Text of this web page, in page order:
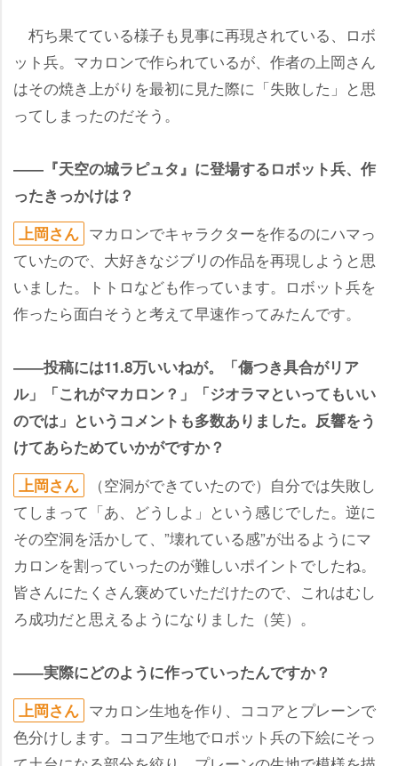
朽ち果てている様子も見事に再現されている、ロボ
ット兵。マカロンで作られているが、作者の上岡さん
はその焼き上がりを最初に見た際に「失敗した」と思
ってしまったのだそう。
――『天空の城ラピュタ』に登場するロボット兵、作
ったきっかけは？
上岡さん マカロンでキャラクターを作るのにハマっ
ていたので、大好きなジブリの作品を再現しようと思
いました。トトロなども作っています。ロボット兵を
作ったら面白そうと考えて早速作ってみたんです。
――投稿には11.8万いいねが。「傷つき具合がリア
ル」「これがマカロン？」「ジオラマといってもいい
のでは」というコメントも多数ありました。反響をう
けてあらためていかがですか？
上岡さん
（空洞ができていたので）自分では失敗し
てしまって「あ、どうしよ」という感じでした。逆に
その空洞を活かして、”壊れている感”が出るようにマ
カロンを割っていったのが難しいポイントでしたね。
皆さんにたくさん褒めていただけたので、これはむし
ろ成功だと思えるようになりました（笑）。
――実際にどのように作っていったんですか？
上岡さん マカロン生地を作り、ココアとプレーンで
色分けします。ココア生地でロボット兵の下絵にそっ